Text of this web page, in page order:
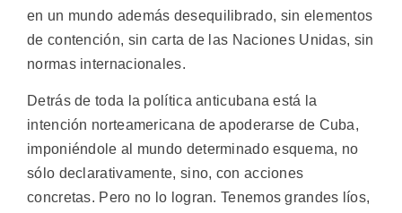
en un mundo además desequilibrado, sin elementos
de contención, sin carta de las Naciones Unidas, sin
normas internacionales.
Detrás de toda la política anticubana está la
intención norteamericana de apoderarse de Cuba,
imponiéndole al mundo determinado esquema, no
sólo declarativamente, sino, con acciones
concretas. Pero no lo logran. Tenemos grandes líos,